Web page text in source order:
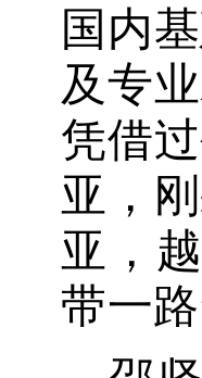
国内
及专
凭借
亚，
亚，
带一